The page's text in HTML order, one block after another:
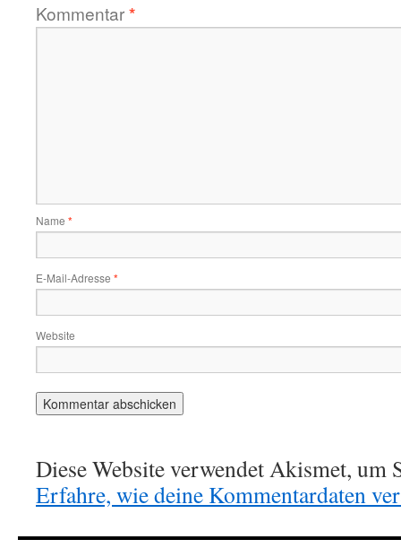
Kommentar*
Name *
E-Mail-Adresse *
Website
Diese Website verwendet Akismet, um
Erfahre, wie deine Kommentardaten